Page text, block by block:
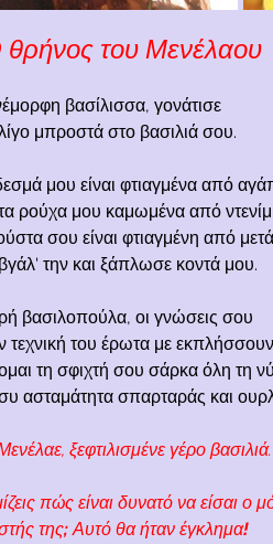
του Μενέλαου
βασίλισσα, γονάτισε
μπροστά στο βασιλιά σου.
μου είναι φτιαγμένα από
ρούχα μου καμωμένα από
σου είναι φτιαγμένη από
την και ξάπλωσε κοντά μου.
βασιλοπούλα, οι γνώσεις σου
τεχνική του έρωτα με
τη σφιχτή σου σάρκα όλη τη
ασταμάτητα σπαρταράς και
ξεφτιλισμένε γέρο βασιλιά.
πώς είναι δυνατό να είσαι ο
της; Αυτό θα ήταν έγκλημα!